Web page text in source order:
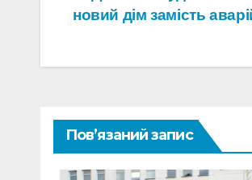
записів
новий дім замість
Пов’язаний запис